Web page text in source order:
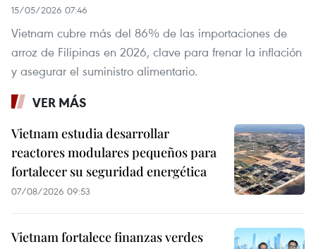
15/05/2026 07:46
Vietnam cubre más del 86% de las importaciones de
arroz de Filipinas en 2026, clave para frenar la inflación
y asegurar el suministro alimentario.
VER MÁS
Vietnam estudia desarrollar
reactores modulares pequeños para
fortalecer su seguridad energética
07/08/2026 09:53
Vietnam fortalece finanzas verdes